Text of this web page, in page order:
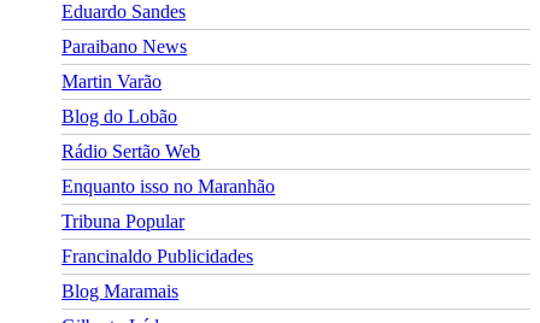
Eduardo Sandes
Paraibano News
Martin Varão
Blog do Lobão
Rádio Sertão Web
Enquanto isso no Maranhão
Tribuna Popular
Francinaldo Publicidades
Blog Maramais